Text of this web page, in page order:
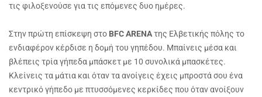
τις φιλοξενούσε για τις επόμενες δυο ημέρες.
Στην πρώτη επίσκεψη στο BFC ARENAτης Ελβετικής πόλης το
ενδιαφέρον κέρδισε η δομή του γηπέδου. Μπαίνεις μέσα και
βλέπεις τρία γήπεδα μπάσκετ με 10 συνολικά μπασκέτες.
Κλείνεις τα μάτια και όταν τα ανοίγεις έχεις μπροστά σου ένα
κεντρικό γήπεδο με πτυσσόμενες κερκίδες που όταν ανοίξουν